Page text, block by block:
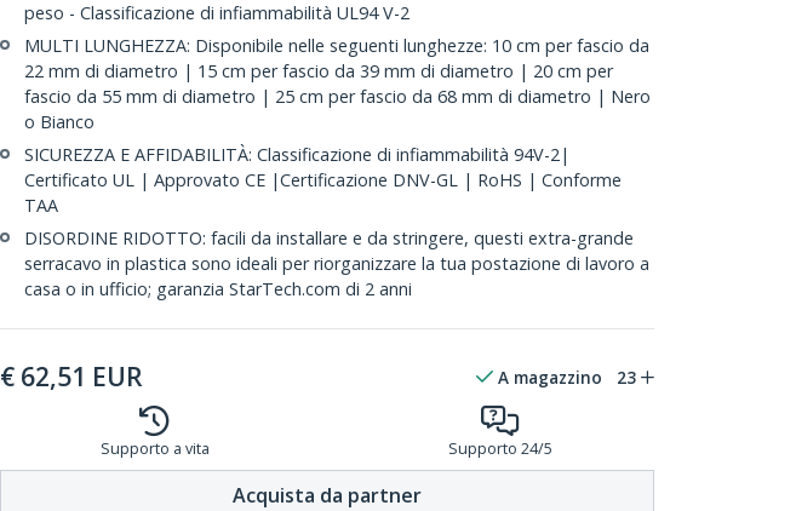
peso - Classificazione di infiammabilità UL94 V-2
MULTI LUNGHEZZA: Disponibile nelle seguenti lunghezze: 10 cm per fascio da
22 mm di diametro | 15 cm per fascio da 39 mm di diametro | 20 cm per
fascio da 55 mm di diametro | 25 cm per fascio da 68 mm di diametro | Nero
o Bianco
SICUREZZA E AFFIDABILITÀ: Classificazione di infiammabilità 94V-2|
Certificato UL | Approvato CE |Certificazione DNV-GL | RoHS | Conforme
TAA
DISORDINE RIDOTTO: facili da installare e da stringere, questi extra-grande
serracavo in plastica sono ideali per riorganizzare la tua postazione di lavoro a
casa o in ufficio; garanzia StarTech.com di 2 anni
€ 62,51 EUR A magazzino 23
Supporto a vita Supporto 24/5
Acquista da partner